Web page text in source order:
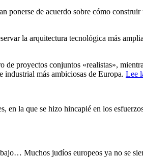
de acuerdo sobre cómo
la arquitectura tecnológica más
proyectos conjuntos «realistas»,
industrial más ambiciosas de Europa. Lee
la que se hizo hincapié en los
Muchos judíos europeos ya no se